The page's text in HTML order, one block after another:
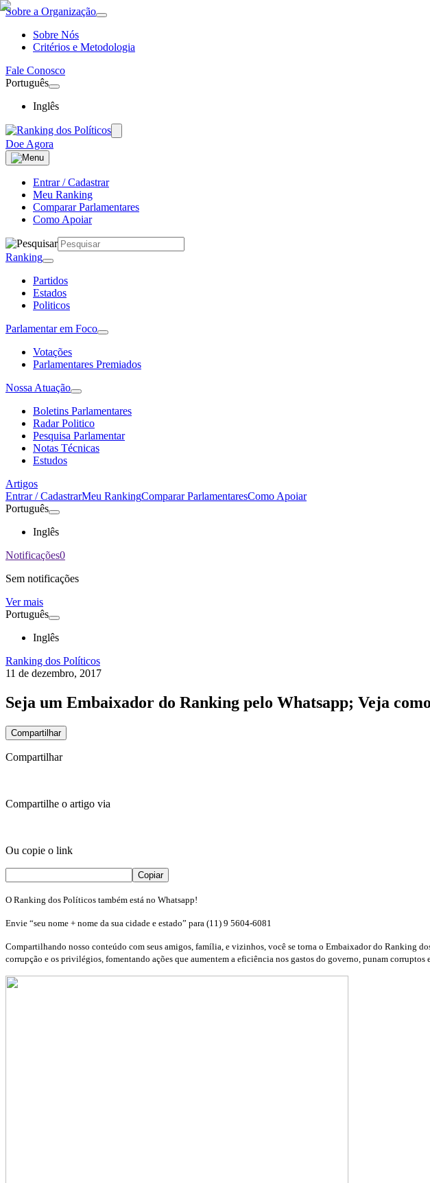
Sobre a Organização
Sobre Nós
Critérios e Metodologia
Fale Conosco
Português
Inglês
Doe Agora
Entrar / Cadastrar
Meu Ranking
Comparar Parlamentares
Como Apoiar
Ranking
Partidos
Estados
Politicos
Parlamentar em Foco
Votações
Parlamentares Premiados
Nossa Atuação
Boletins Parlamentares
Radar Politico
Pesquisa Parlamentar
Notas Técnicas
Estudos
Artigos
Entrar / CadastrarMeu RankingComparar ParlamentaresComo Apoiar
Português
Inglês
Notificações0
Sem notificações
Ver mais
Português
Inglês
Ranking dos Políticos
11 de dezembro, 2017
Seja um Embaixador do Ranking pelo Whatsapp; Veja como
Compartilhar
Compartilhar
Compartilhe o artigo via
Ou copie o link
Copiar
O Ranking dos Políticos também está no Whatsapp!
Envie “seu nome + nome da sua cidade e estado” para (11) 9 5604-6081
Compartilhando nosso conteúdo com seus amigos, família, e vizinhos, você se torna o Embaixador do Ranking
corrupção e os privilégios, fomentando ações que aumentem a eficiência nos gastos do governo, punam